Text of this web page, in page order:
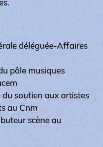
déléguée-Affaires
pôle musiques
soutien aux artistes
au Cnm
scène au